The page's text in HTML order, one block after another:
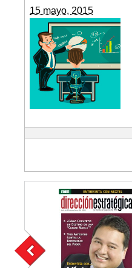
15 mayo, 2015